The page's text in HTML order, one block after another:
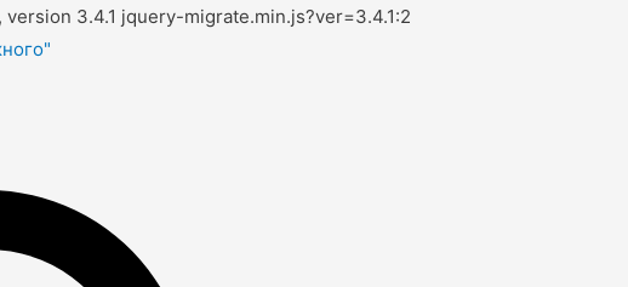
version 3.4.1 jquery-migrate.min.js?ver=3.4.1:2